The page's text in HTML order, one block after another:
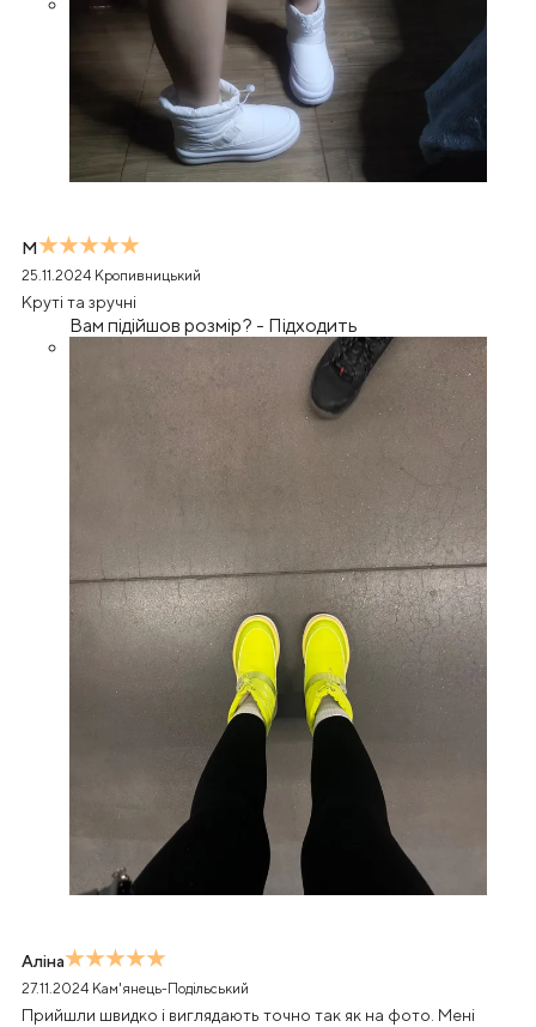
М
25.11.2024 Кропивницький
Круті та зручні
Вам підійшов розмір? - Підходить
Аліна
27.11.2024 Кам'янець-Подільський
Прийшли швидко і виглядають точно так як на фото. Мені